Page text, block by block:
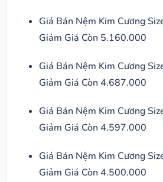
Giá Bán Nệm Kim Cương
Giảm Giá Còn 5.160.000
Giá Bán Nệm Kim Cương
Giảm Giá Còn 4.687.000
Giá Bán Nệm Kim Cương
Giảm Giá Còn 4.597.000
Giá Bán Nệm Kim Cương
Giảm Giá Còn 4.500.000